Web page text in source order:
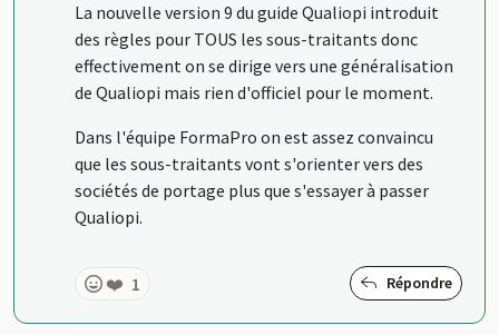
La nouvelle version 9 du guide Qualiopi introduit
des règles pour TOUS les sous-traitants donc
effectivement on se dirige vers une généralisation
de Qualiopi mais rien d'officiel pour le moment.
Dans l'équipe FormaPro on est assez convaincu
que les sous-traitants vont s'orienter vers des
sociétés de portage plus que s'essayer à passer
Qualiopi.
❤️ 1 Répondre